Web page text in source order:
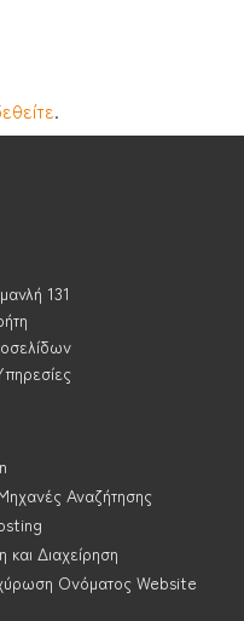
.
131
Αναζήτησης
Διαχείρηση
Ονόματος Website